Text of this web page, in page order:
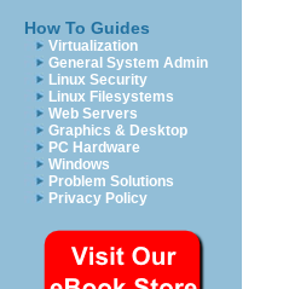
How To Guides
Virtualization
General System Admin
Linux Security
Linux Filesystems
Web Servers
Graphics & Desktop
PC Hardware
Windows
Problem Solutions
Privacy Policy